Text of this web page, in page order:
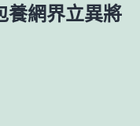
養網界立異將